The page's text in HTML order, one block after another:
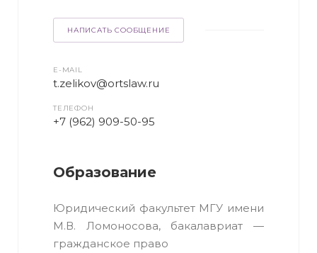
НАПИСАТЬ СООБЩЕНИЕ
E-MAIL
t.zelikov@ortslaw.ru
ТЕЛЕФОН
+7 (962) 909-50-95
Образование
Юридический факультет МГУ имени
М.В. Ломоносова, бакалавриат —
гражданское право